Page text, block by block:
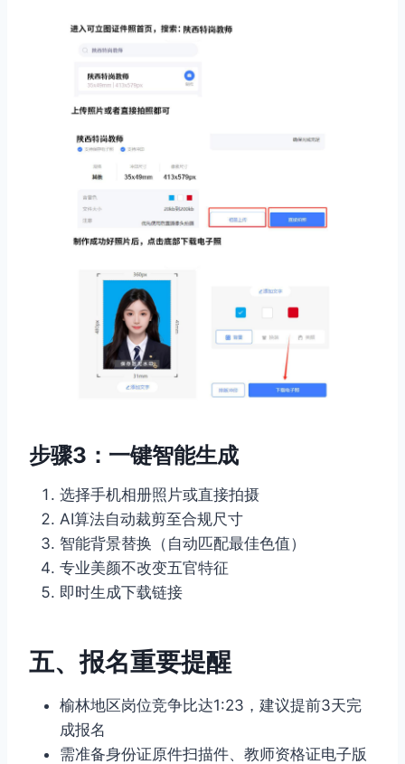
步骤3：一键智能生成
选择手机相册照片或直接拍摄
AI算法自动裁剪至合规尺寸
智能背景替换（自动匹配最佳色值）
专业美颜不改变五官特征
即时生成下载链接
五、报名重要提醒
榆林地区岗位竞争比达1:23，建议提前3天完
成报名
需准备身份证原件扫描件、教师资格证电子版